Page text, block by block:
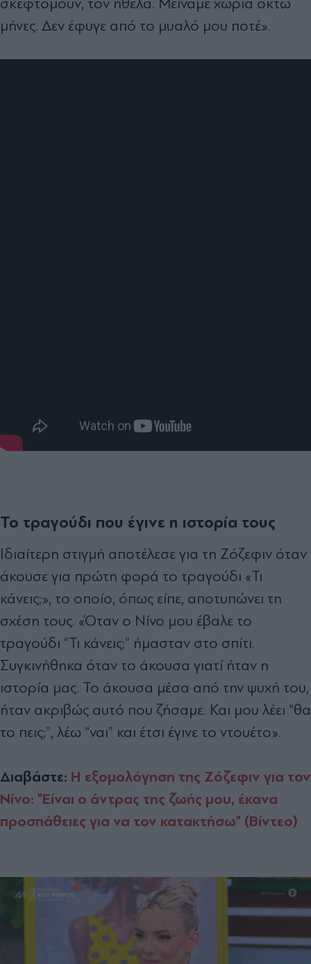
σκεφτόμουν, τον ήθελα. Μείναμε χώρια οκτώ
μήνες. Δεν έφυγε από το μυαλό μου ποτέ».
Το τραγούδι που έγινε η ιστορία τους
Ιδιαίτερη στιγμή αποτέλεσε για τη Ζόζεφιν όταν
άκουσε για πρώτη φορά το τραγούδι «Τι
κάνεις;», το οποίο, όπως είπε, αποτυπώνει τη
σχέση τους. «Όταν ο Νίνο μου έβαλε το
τραγούδι “Τι κάνεις;” ήμασταν στο σπίτι.
Συγκινήθηκα όταν το άκουσα γιατί ήταν η
ιστορία μας. Το άκουσα μέσα από την ψυχή του,
ήταν ακριβώς αυτό που ζήσαμε. Και μου λέει “θα
το πεις;”, λέω “ναι” και έτσι έγινε το ντουέτο».
Διαβάστε: Η εξομολόγηση της Ζόζεφιν για τον
Νίνο: "Είναι ο άντρας της ζωής μου, έκανα
προσπάθειες για να τον κατακτήσω" (Βίντεο)